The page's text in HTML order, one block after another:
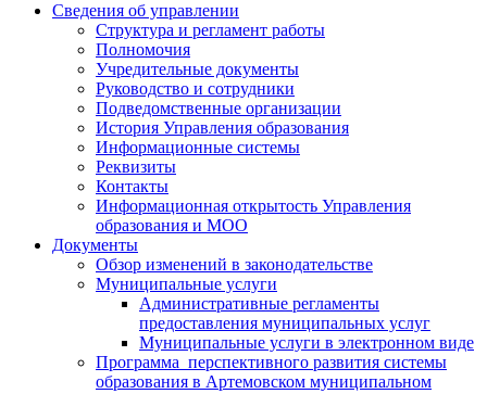
Сведения об управлении
Структура и регламент работы
Полномочия
Учредительные документы
Руководство и сотрудники
Подведомственные организации
История Управления образования
Информационные системы
Реквизиты
Контакты
Информационная открытость Управления
образования и МОО
Документы
Обзор изменений в законодательстве
Муниципальные услуги
Административные регламенты
предоставления муниципальных услуг
Муниципальные услуги в электронном виде
Программа перспективного развития системы
образования в Артемовском муниципальном